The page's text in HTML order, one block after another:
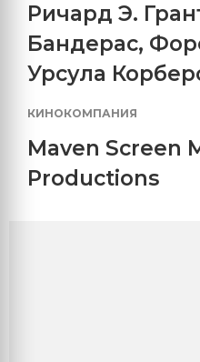
Ричард Э.
Бандерас,
Урсула
КИНОКОМПАНИЯ
Maven Screen
Productions